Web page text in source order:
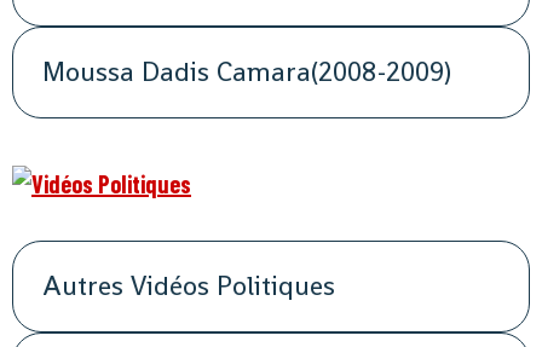
Moussa Dadis Camara(2008-2009)
Autres Vidéos Politiques